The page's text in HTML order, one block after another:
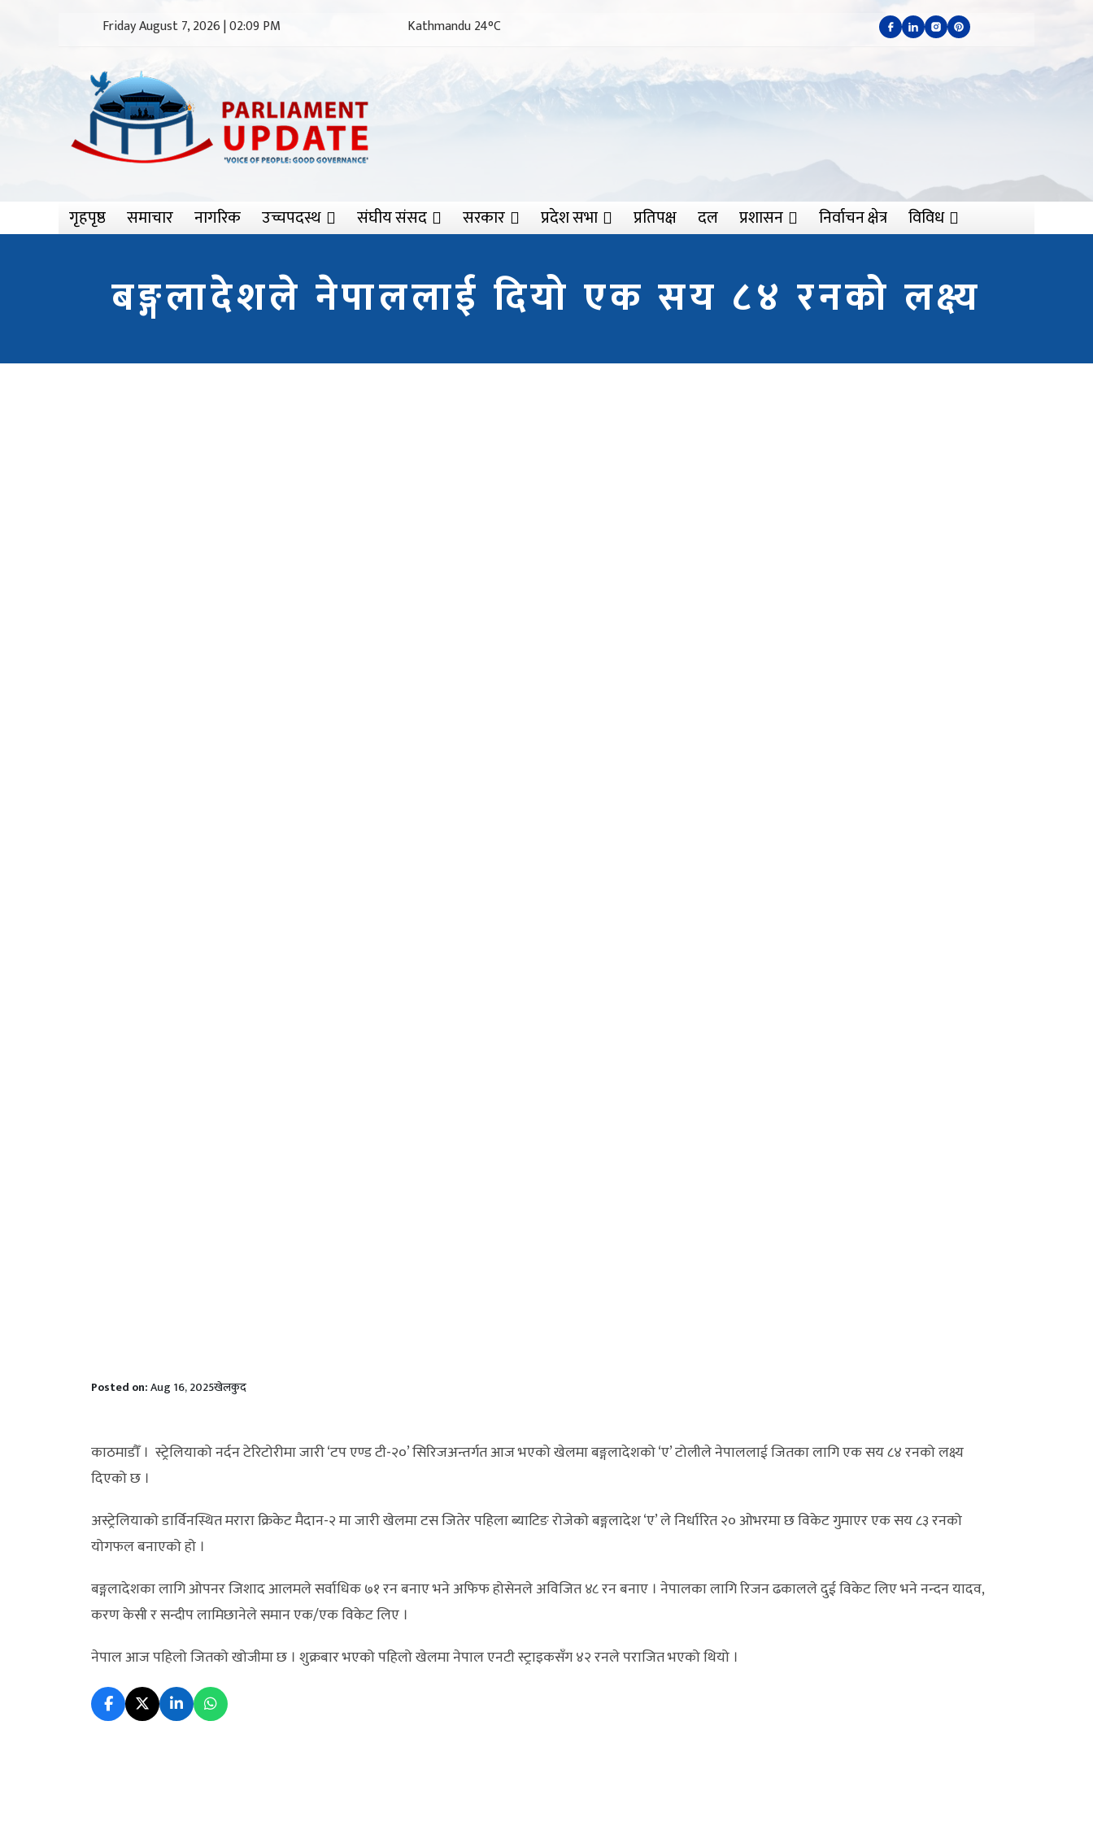
Friday August 7, 2026 | 02:09 PM Kathmandu 24°C
गृहपृष्ठ समाचार नागरिक उच्चपदस्थ संघीय संसद सरकार प्रदेश सभा प्रतिपक्ष दल प्रशासन निर्वाचन क्षेत्र विविध
बङ्गलादेशले नेपाललाई दियो एक सय ८४ रनको लक्ष्य
Posted on:Aug 16, 2025खेलकुद
काठमाडौँ । स्ट्रेलियाको नर्दन टेरिटोरीमा जारी ‘टप एण्ड टी-२०’ सिरिजअन्तर्गत आज भएको खेलमा बङ्गलादेशको ‘ए’ टोलीले नेपाललाई जितका लागि एक सय ८४ रनको लक्ष्य
दिएको छ ।
अस्ट्रेलियाको डार्विनस्थित मरारा क्रिकेट मैदान-२ मा जारी खेलमा टस जितेर पहिला ब्याटिङ रोजेको बङ्गलादेश ‘ए’ ले निर्धारित २० ओभरमा छ विकेट गुमाएर एक सय ८३ रनको
योगफल बनाएको हो ।
बङ्गलादेशका लागि ओपनर जिशाद आलमले सर्वाधिक ७१ रन बनाए भने अफिफ होसेनले अविजित ४८ रन बनाए । नेपालका लागि रिजन ढकालले दुई विकेट लिए भने नन्दन यादव,
करण केसी र सन्दीप लामिछानेले समान एक/एक विकेट लिए ।
नेपाल आज पहिलो जितको खोजीमा छ । शुक्रबार भएको पहिलो खेलमा नेपाल एनटी स्ट्राइकसँग ४२ रनले पराजित भएको थियो ।